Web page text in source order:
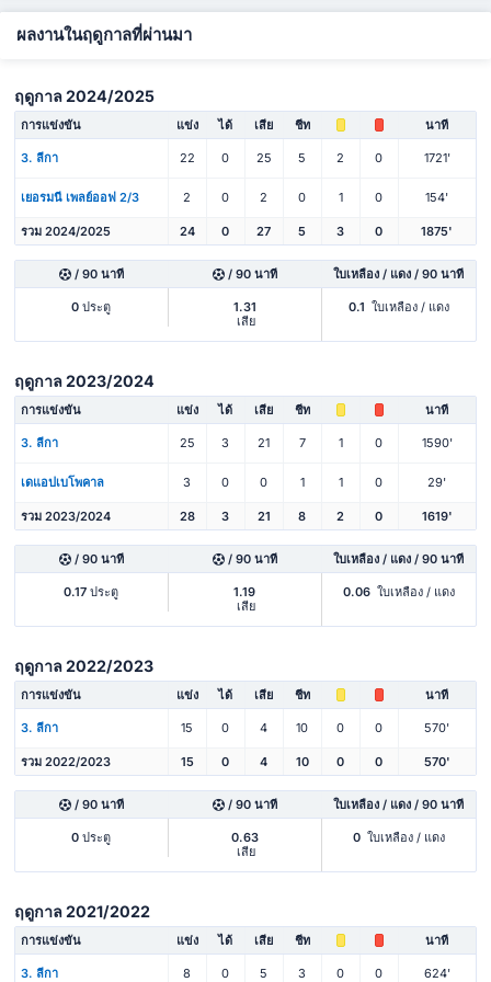
ผลงานในฤดูกาลที่ผ่านมา
ฤดูกาล 2024/2025
การแข่งขัน แข่ง ได้ เสีย ชีท นาที
3. ลีกา 22 0 25 5 2 0 1721'
เยอรมนี เพลย์ออฟ 2/3 2 0 2 0 1 0 154'
รวม 2024/2025 24 0 27 5 3 0 1875'
/ 90 นาที / 90 นาที ใบเหลือง / แดง / 90 นาที
0 ประตู
1.31
เสีย
0.1 ใบเหลือง / แดง
ฤดูกาล 2023/2024
การแข่งขัน แข่ง ได้ เสีย ชีท นาที
3. ลีกา 25 3 21 7 1 0 1590'
เดแอปเบโพคาล 3 0 0 1 1 0 29'
รวม 2023/2024 28 3 21 8 2 0 1619'
/ 90 นาที / 90 นาที ใบเหลือง / แดง / 90 นาที
0.17 ประตู
1.19
เสีย
0.06 ใบเหลือง / แดง
ฤดูกาล 2022/2023
การแข่งขัน แข่ง ได้ เสีย ชีท นาที
3. ลีกา 15 0 4 10 0 0 570'
รวม 2022/2023 15 0 4 10 0 0 570'
/ 90 นาที / 90 นาที ใบเหลือง / แดง / 90 นาที
0 ประตู
0.63
เสีย
0 ใบเหลือง / แดง
ฤดูกาล 2021/2022
การแข่งขัน แข่ง ได้ เสีย ชีท นาที
3. ลีกา 8 0 5 3 0 0 624'